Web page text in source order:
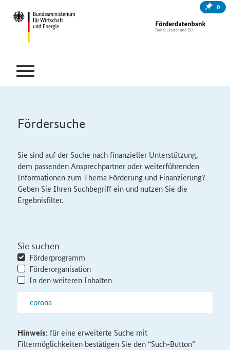
0
Fördersuche
Sie sind auf der Suche nach finanzieller Unterstützung,
dem passenden Ansprechpartner oder weiterführenden
Informationen zum Thema Förderung und Finanzierung?
Geben Sie Ihren Suchbegriff ein und nutzen Sie die
Ergebnisfilter.
Sie suchen
Förderprogramm
Förderorganisation
In den weiteren Inhalten
Hinweis:für eine erweiterte Suche mit
Filtermöglichkeiten bestätigen Sie den “Such-Button”